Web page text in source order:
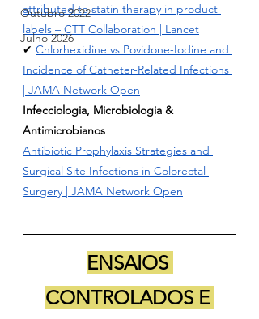
Outubro 2022
Julho 2026
attributed to statin therapy in product
labels – CTT Collaboration | Lancet
✔ Chlorhexidine vs Povidone-Iodine and
Incidence of Catheter-Related Infections
| JAMA Network Open
Infecciologia, Microbiologia &
Antimicrobianos
Antibiotic Prophylaxis Strategies and
Surgical Site Infections in Colorectal
Surgery | JAMA Network Open
ENSAIOS
CONTROLADOS E